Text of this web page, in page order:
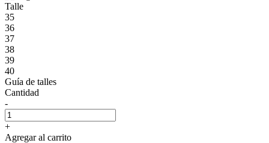
Talle
35
36
37
38
39
40
Guía de talles
Cantidad
-
+
Agregar al carrito